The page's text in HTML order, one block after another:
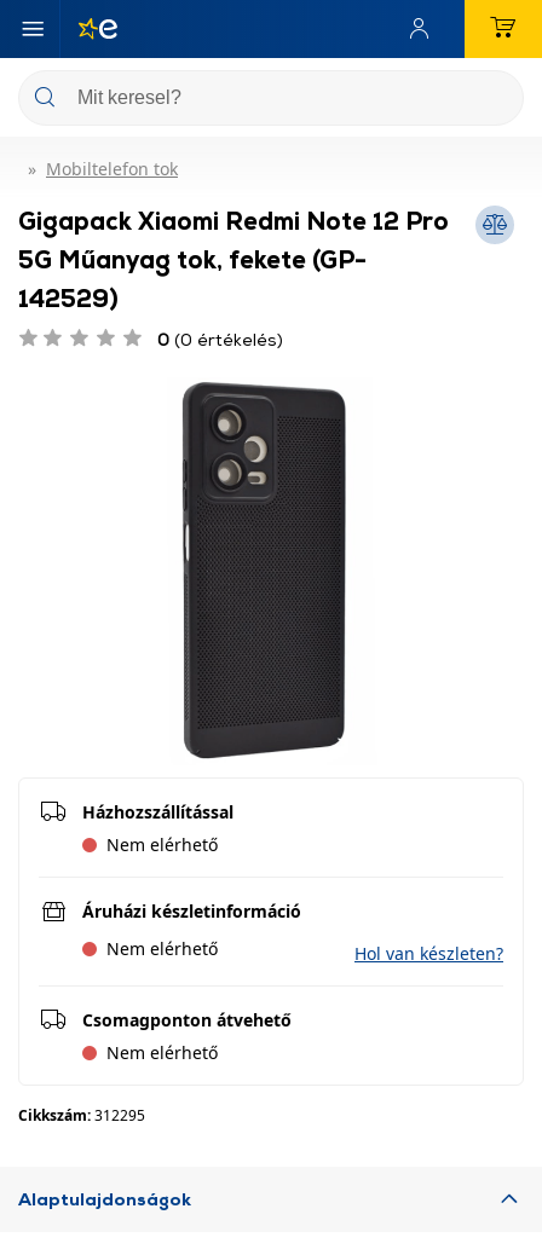
Mobiltelefon tok
Gigapack Xiaomi Redmi Note 12 Pro
5G Műanyag tok, fekete (GP-
142529)
0 (0 értékelés)
Házhozszállítással
Nem elérhető
Áruházi készletinformáció
Nem elérhető
Hol van készleten?
Csomagponton átvehető
Nem elérhető
Cikkszám:312295
Alaptulajdonságok